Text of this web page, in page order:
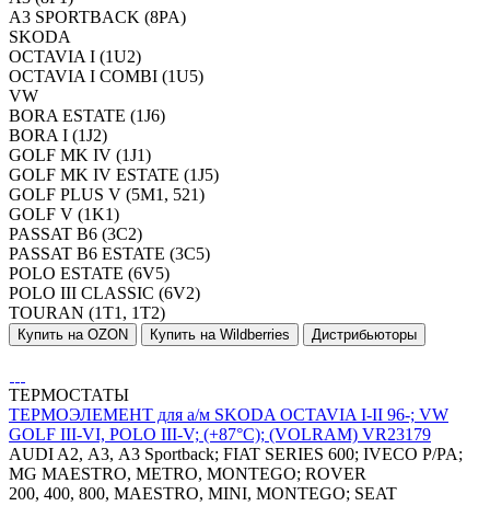
A3 SPORTBACK (8PA)
SKODA
OCTAVIA I (1U2)
OCTAVIA I COMBI (1U5)
VW
BORA ESTATE (1J6)
BORA I (1J2)
GOLF MK IV (1J1)
GOLF MK IV ESTATE (1J5)
GOLF PLUS V (5M1, 521)
GOLF V (1K1)
PASSAT B6 (3C2)
PASSAT B6 ESTATE (3C5)
POLO ESTATE (6V5)
POLO III CLASSIC (6V2)
TOURAN (1T1, 1T2)
Купить на OZON Купить на Wildberries Дистрибьюторы
ТЕРМОСТАТЫ
ТЕРМОЭЛЕМЕНТ для а/м SKODA OCTAVIA I-II 96-; VW
GOLF III-VI, POLO III-V; (+87°С); (VOLRAM) VR23179
AUDI A2, A3, A3 Sportback; FIAT SERIES 600; IVECO P/PA;
MG MAESTRO, METRO, MONTEGO; ROVER
200, 400, 800, MAESTRO, MINI, MONTEGO; SEAT